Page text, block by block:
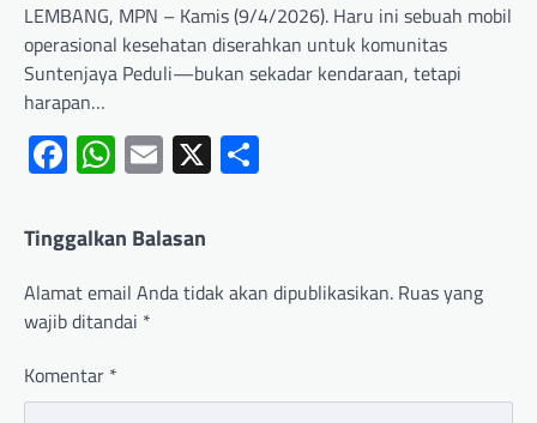
LEMBANG, MPN – Kamis (9/4/2026). Haru ini sebuah mobil
operasional kesehatan diserahkan untuk komunitas
Suntenjaya Peduli—bukan sekadar kendaraan, tetapi
harapan…
Facebook
WhatsApp
Email
X
Tinggalkan Balasan
Alamat email Anda tidak akan dipublikasikan. Ruas yang
wajib ditandai *
Komentar *